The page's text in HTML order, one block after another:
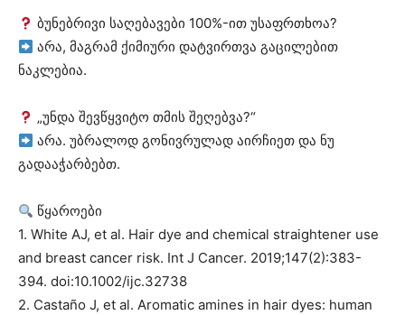
ბუნებრივი საღებავები 100%-ით უსაფრთხოა?
არა, მაგრამ ქიმიური დატვირთვა გაცილებით
ნაკლებია.
„უნდა შევწყვიტო თმის შეღებვა?“
არა. უბრალოდ გონივრულად აირჩიეთ და ნუ
გადააჭარბებთ.
წყაროები
1. White AJ, et al. Hair dye and chemical straightener use
and breast cancer risk. Int J Cancer. 2019;147(2):383-
394. doi:10.1002/ijc.32738
2. Castaño J, et al. Aromatic amines in hair dyes: human